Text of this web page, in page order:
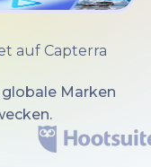
auf Capterra
Marken